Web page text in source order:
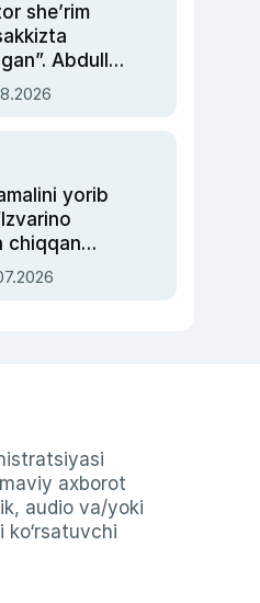
she’rim
Abdulla
asrab
yorib
chiqqan
Ukraina
axborot
audio va/yoki